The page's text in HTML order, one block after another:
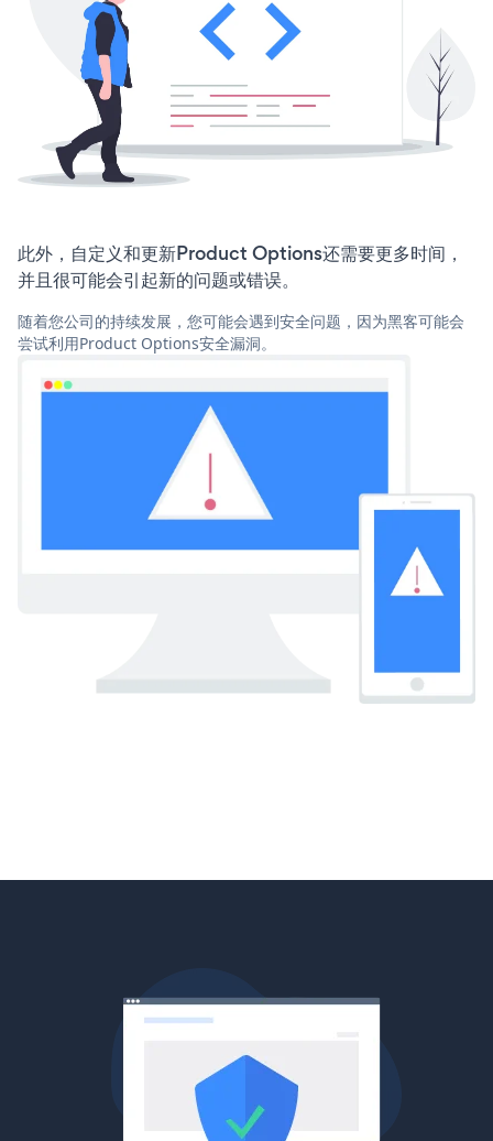
此外，自定义和更新Product Options还需要更多时间，
并且很可能会引起新的问题或错误。
随着您公司的持续发展，您可能会遇到安全问题，因为黑客可能会
尝试利用Product Options安全漏洞。